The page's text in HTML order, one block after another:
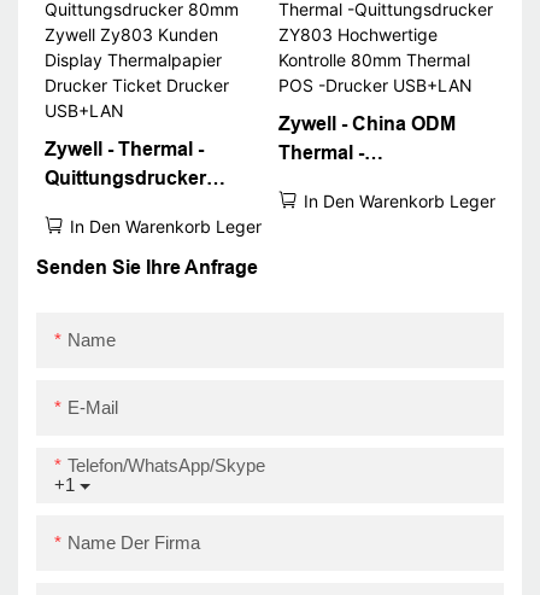
USB+LAN
USB+WiFi
Zywell - Thermal -
Quittungsdrucker
Kunden Display
Thermalpapier Drucker
In Den Warenkorb Legen
Zywell - China ODM
Thermal -
ZY803 Hochwertige
In Den Warenkorb Legen
Senden Sie Ihre Anfrage
Name
E-Mail
+1
Telefon/WhatsApp/Skype
Name Der Firma